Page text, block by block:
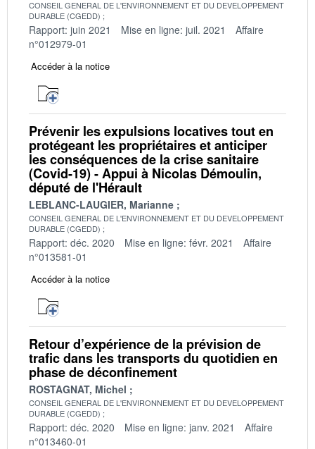
CONSEIL GENERAL DE L'ENVIRONNEMENT ET DU DEVELOPPEMENT
DURABLE (CGEDD)
Rapport: juin 2021 Mise en ligne: juil. 2021
Affaire
n°012979-01
Accéder à la notice
Prévenir les expulsions locatives tout en
protégeant les propriétaires et anticiper
les conséquences de la crise sanitaire
(Covid-19) - Appui à Nicolas Démoulin,
député de l'Hérault
LEBLANC-LAUGIER, Marianne
CONSEIL GENERAL DE L'ENVIRONNEMENT ET DU DEVELOPPEMENT
DURABLE (CGEDD)
Rapport: déc. 2020 Mise en ligne: févr. 2021
Affaire
n°013581-01
Accéder à la notice
Retour d’expérience de la prévision de
trafic dans les transports du quotidien en
phase de déconfinement
ROSTAGNAT, Michel
CONSEIL GENERAL DE L'ENVIRONNEMENT ET DU DEVELOPPEMENT
DURABLE (CGEDD)
Rapport: déc. 2020 Mise en ligne: janv. 2021
Affaire
n°013460-01